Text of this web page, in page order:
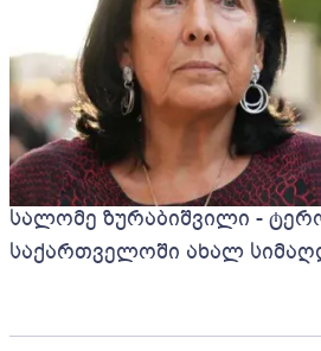
სალომე ზურაბიშვილი -
საქართველოში ახალ